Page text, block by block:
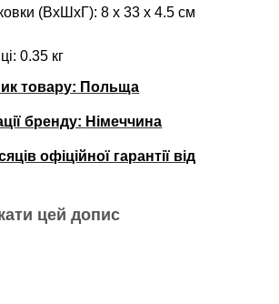
(ВхШхГ): 8 х 33 х 4.5 см
: 0.35 кг
товару: Польща
бренду: Німеччина
офіційної гарантії від
цей допис